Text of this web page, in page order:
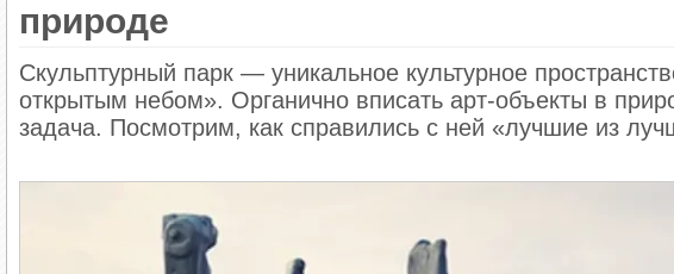
природе
Скульптурный парк — уникальное культурное
открытым небом». Органично вписать арт-объекты в
задача. Посмотрим, как справились с ней «лучшие из